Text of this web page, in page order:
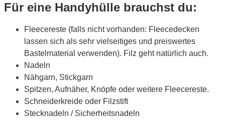
Für eine Handyhülle brauchst du:
Fleecereste (falls nicht vorhanden: Fleecedecken
lassen sich als sehr vielseitiges und preiswertes
Bastelmaterial verwenden). Filz geht natürlich auch.
Nadeln
Nähgarn, Stickgarn
Spitzen, Aufnäher, Knöpfe oder weitere Fleecereste.
Schneiderkreide oder Filzstift
Stecknadeln / Sicherheitsnadeln